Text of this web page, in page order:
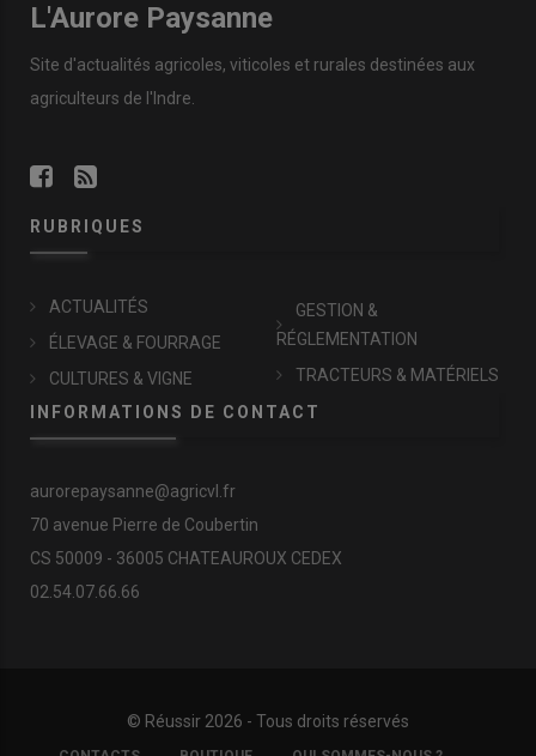
L'Aurore Paysanne
Site d'actualités agricoles, viticoles et rurales destinées aux
agriculteurs de l'Indre.
RUBRIQUES
ACTUALITÉS
ÉLEVAGE & FOURRAGE
CULTURES & VIGNE
GESTION &
RÉGLEMENTATION
TRACTEURS & MATÉRIELS
INFORMATIONS DE CONTACT
aurorepaysanne@agricvl.fr
70 avenue Pierre de Coubertin
CS 50009 - 36005 CHATEAUROUX CEDEX
02.54.07.66.66
© Réussir 2026 - Tous droits réservés
FOOTER